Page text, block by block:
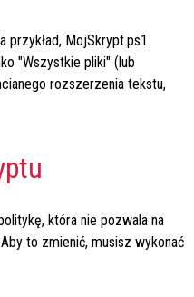
przykład, MojSkrypt.ps1.
"Wszystkie pliki" (lub
rozszerzenia tekstu,
która nie pozwala na
to zmienić, musisz wykonać